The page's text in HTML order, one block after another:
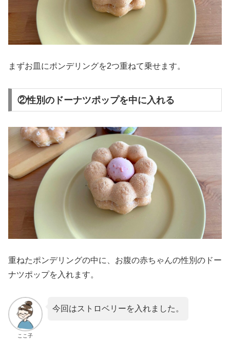
まずお皿にポンデリングを2つ重ねて乗せます。
②性別のドーナツポップを中に入れる
重ねたポンデリングの中に、お腹の赤ちゃんの性別のドー
ナツポップを入れます。
ここ子
今回はストロベリーを入れました。